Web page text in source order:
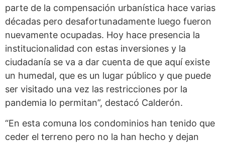
parte de la compensación urbanística hace varias
décadas pero desafortunadamente luego fueron
nuevamente ocupadas. Hoy hace presencia la
institucionalidad con estas inversiones y la
ciudadanía se va a dar cuenta de que aquí existe
un humedal, que es un lugar público y que puede
ser visitado una vez las restricciones por la
pandemia lo permitan”, destacó Calderón.
“En esta comuna los condominios han tenido que
ceder el terreno pero no la han hecho y dejan